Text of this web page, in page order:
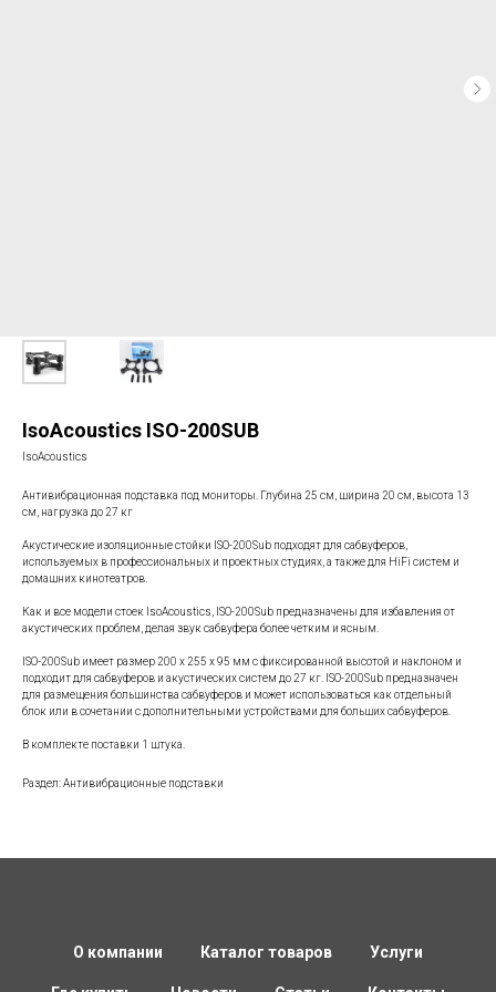
IsoAcoustics ISO-200SUB
IsoAcoustics
Антивибрационная подставка под мониторы. Глубина 25 см, ширина 20 см, высота 13
см, нагрузка до 27 кг
Акустические изоляционные стойки ISO-200Sub подходят для сабвуферов,
используемых в профессиональных и проектных студиях, а также для HiFi систем и
домашних кинотеатров.
Как и все модели стоек IsoAcoustics, ISO-200Sub предназначены для избавления от
акустических проблем, делая звук сабвуфера более четким и ясным.
ISO-200Sub имеет размер 200 х 255 х 95 мм с фиксированной высотой и наклоном и
подходит для сабвуферов и акустических систем до 27 кг. ISO-200Sub предназначен
для размещения большинства сабвуферов и может использоваться как отдельный
блок или в сочетании с дополнительными устройствами для больших сабвуферов.
В комплекте поставки 1 штука.
Раздел: Антивибрационные подставки
О компании Каталог товаров Услуги